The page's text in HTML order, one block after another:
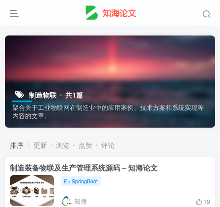
制造物联 共1篇
聚合关于工业物联网在制造业中的应用案例、技术方案和系统实现等
内容的文章。
排序 更新 浏览 点赞 评论
制造装备物联及生产管理系统源码 – 知海论文
SpringBoot
知海 19